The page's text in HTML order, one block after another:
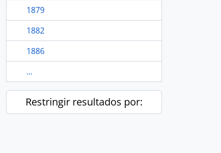
1879
1882
1886
...
Restringir resultados por: